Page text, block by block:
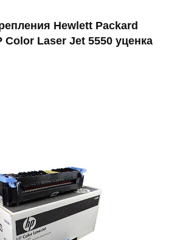
Hewlett Packard
Color Laser Jet 5550 уценка